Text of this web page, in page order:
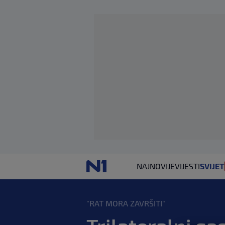
NAJNOVIJEVIJESTISVIJET
"RAT MORA ZAVRŠITI"